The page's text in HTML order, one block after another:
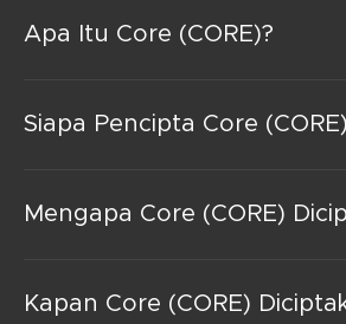
Apa Itu Core (CORE)?
Siapa Pencipta Core
Mengapa Core (CORE)
Kapan Core (CORE)